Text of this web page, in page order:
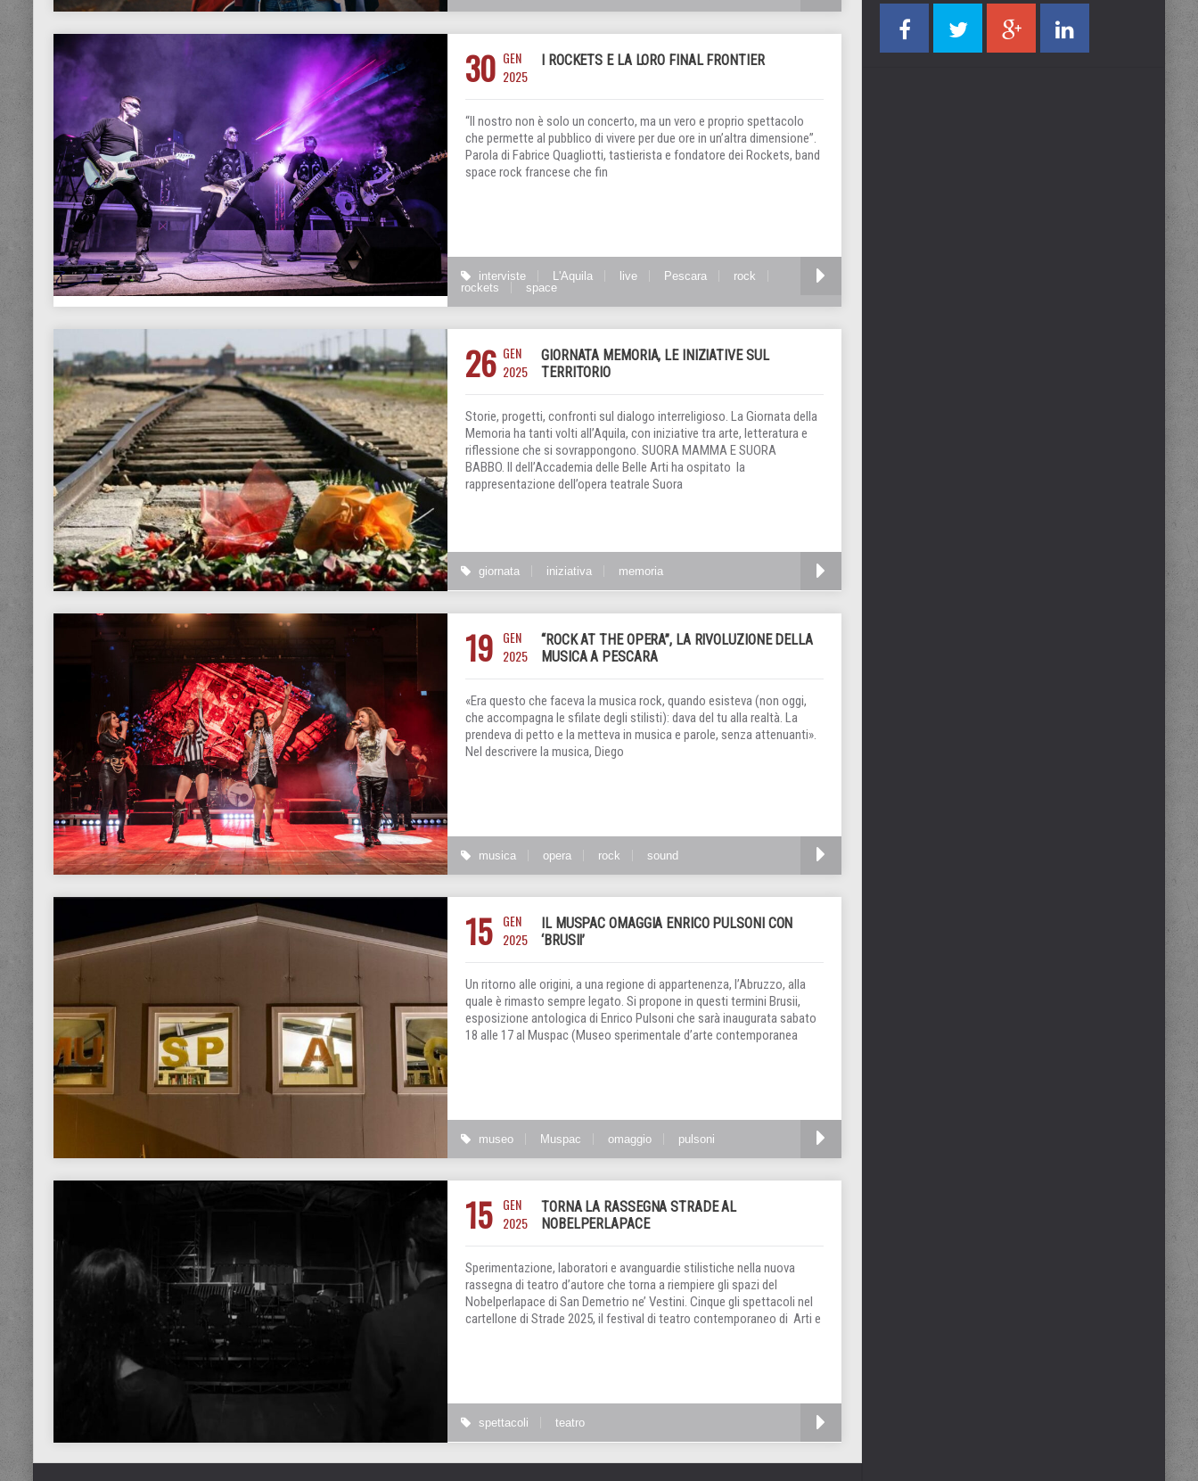
30 GEN
2025
I ROCKETS E LA LORO FINAL FRONTIER
“Il nostro non è solo un concerto, ma un vero e proprio spettacolo
che permette al pubblico di vivere per due ore in un’altra dimensione”.
Parola di Fabrice Quagliotti, tastierista e fondatore dei Rockets, band
space rock francese che fin
interviste L'Aquila live Pescara
rock
rockets
space
26 GEN
2025
GIORNATA MEMORIA, LE INIZIATIVE SUL
TERRITORIO
Storie, progetti, confronti sul dialogo interreligioso. La Giornata della
Memoria ha tanti volti all’Aquila, con iniziative tra arte, letteratura e
riflessione che si sovrappongono. SUORA MAMMA E SUORA
BABBO. Il dell’Accademia delle Belle Arti ha ospitato la
rappresentazione dell’opera teatrale Suora
giornata iniziativa memoria
19 GEN
2025
“ROCK AT THE OPERA”, LA RIVOLUZIONE DELLA
MUSICA A PESCARA
«Era questo che faceva la musica rock, quando esisteva (non oggi,
che accompagna le sfilate degli stilisti): dava del tu alla realtà. La
prendeva di petto e la metteva in musica e parole, senza attenuanti».
Nel descrivere la musica, Diego
musica opera rock sound
15
GEN
2025
IL MUSPAC OMAGGIA ENRICO PULSONI CON
‘BRUSII’
Un ritorno alle origini, a una regione di appartenenza, l’Abruzzo, alla
quale è rimasto sempre legato. Si propone in questi termini Brusii,
esposizione antologica di Enrico Pulsoni che sarà inaugurata sabato
18 alle 17 al Muspac (Museo sperimentale d’arte contemporanea
museo Muspac omaggio pulsoni
15
GEN
2025
TORNA LA RASSEGNA STRADE AL
NOBELPERLAPACE
Sperimentazione, laboratori e avanguardie stilistiche nella nuova
rassegna di teatro d’autore che torna a riempiere gli spazi del
Nobelperlapace di San Demetrio ne’ Vestini. Cinque gli spettacoli nel
cartellone di Strade 2025, il festival di teatro contemporaneo di Arti e
spettacoli teatro